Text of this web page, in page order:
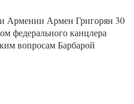
Армении Армен Григорян 30
федерального канцлера
вопросам Барбарой